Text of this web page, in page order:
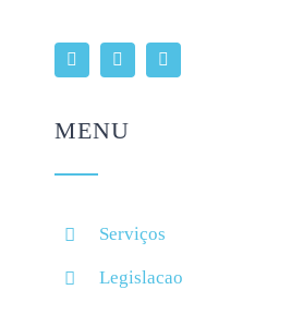
MENU
Serviços
Legislacao